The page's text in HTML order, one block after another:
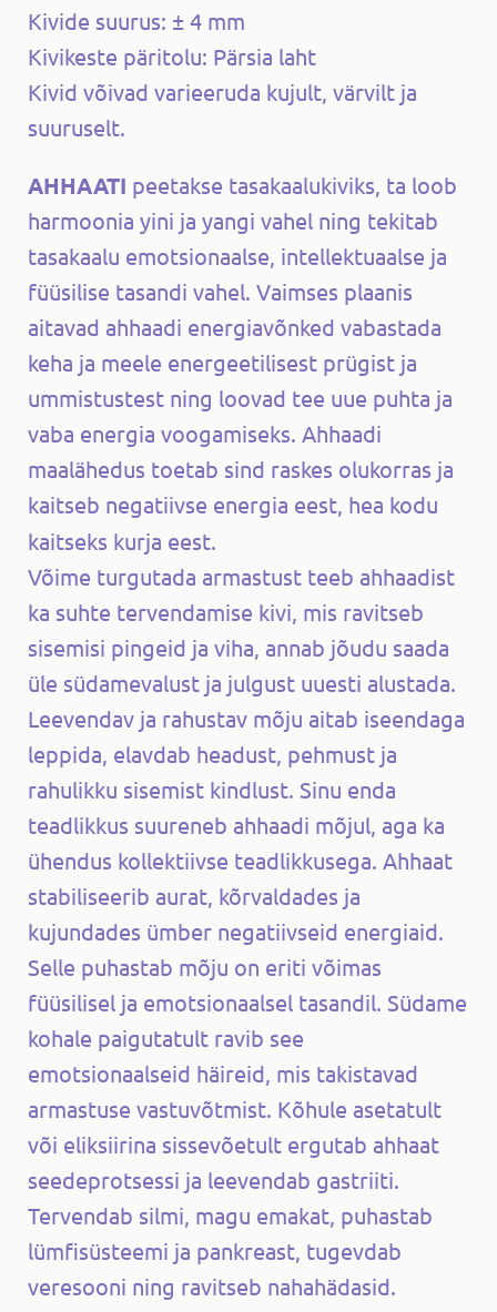
Kivide suurus: ± 4 mm
Kivikeste päritolu: Pärsia laht
Kivid võivad varieeruda kujult, värvilt ja
suuruselt.
AHHAATI peetakse tasakaalukiviks, ta loob
harmoonia yini ja yangi vahel ning tekitab
tasakaalu emotsionaalse, intellektuaalse ja
füüsilise tasandi vahel. Vaimses plaanis
aitavad ahhaadi energiavõnked vabastada
keha ja meele energeetilisest prügist ja
ummistustest ning loovad tee uue puhta ja
vaba energia voogamiseks. Ahhaadi
maalähedus toetab sind raskes olukorras ja
kaitseb negatiivse energia eest, hea kodu
kaitseks kurja eest.
Võime turgutada armastust teeb ahhaadist
ka suhte tervendamise kivi, mis ravitseb
sisemisi pingeid ja viha, annab jõudu saada
üle südamevalust ja julgust uuesti alustada.
Leevendav ja rahustav mõju aitab iseendaga
leppida, elavdab headust, pehmust ja
rahulikku sisemist kindlust. Sinu enda
teadlikkus suureneb ahhaadi mõjul, aga ka
ühendus kollektiivse teadlikkusega. Ahhaat
stabiliseerib aurat, kõrvaldades ja
kujundades ümber negatiivseid energiaid.
Selle puhastab mõju on eriti võimas
füüsilisel ja emotsionaalsel tasandil. Südame
kohale paigutatult ravib see
emotsionaalseid häireid, mis takistavad
armastuse vastuvõtmist. Kõhule asetatult
või eliksiirina sissevõetult ergutab ahhaat
seedeprotsessi ja leevendab gastriiti.
Tervendab silmi, magu emakat, puhastab
lümfisüsteemi ja pankreast, tugevdab
veresooni ning ravitseb nahahädasid.